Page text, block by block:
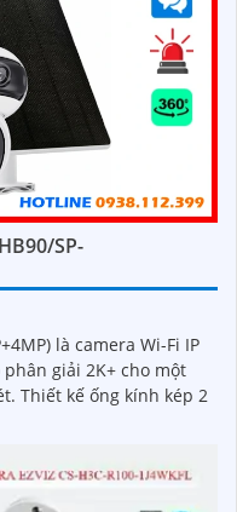
SP-
là camera Wi-Fi IP
giải 2K+ cho một
ống kính, mang đến hình ảnh sắc nét. Thiết kế ống kính kép 2